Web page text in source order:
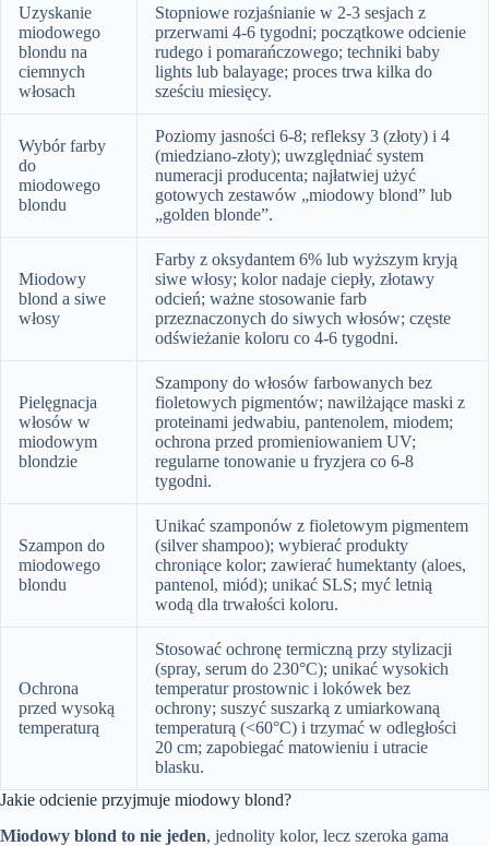
Uzyskanie
miodowego
blondu na
ciemnych
włosach
Stopniowe rozjaśnianie w 2-3 sesjach z
przerwami 4-6 tygodni; początkowe odcienie
rudego i pomarańczowego; techniki baby
lights lub balayage; proces trwa kilka do
sześciu miesięcy.
Wybór farby
do
miodowego
blondu
Poziomy jasności 6-8; refleksy 3 (złoty) i 4
(miedziano-złoty); uwzględniać system
numeracji producenta; najłatwiej użyć
gotowych zestawów „miodowy blond” lub
„golden blonde”.
Miodowy
blond a siwe
włosy
Farby z oksydantem 6% lub wyższym kryją
siwe włosy; kolor nadaje ciepły, złotawy
odcień; ważne stosowanie farb
przeznaczonych do siwych włosów; częste
odświeżanie koloru co 4-6 tygodni.
Pielęgnacja
włosów w
miodowym
blondzie
Szampony do włosów farbowanych bez
fioletowych pigmentów; nawilżające maski z
proteinami jedwabiu, pantenolem, miodem;
ochrona przed promieniowaniem UV;
regularne tonowanie u fryzjera co 6-8
tygodni.
Szampon do
miodowego
blondu
Unikać szamponów z fioletowym pigmentem
(silver shampoo); wybierać produkty
chroniące kolor; zawierać humektanty (aloes,
pantenol, miód); unikać SLS; myć letnią
wodą dla trwałości koloru.
Ochrona
przed wysoką
temperaturą
Stosować ochronę termiczną przy stylizacji
(spray, serum do 230°C); unikać wysokich
temperatur prostownic i lokówek bez
ochrony; suszyć suszarką z umiarkowaną
temperaturą (<60°C) i trzymać w odległości
20 cm; zapobiegać matowieniu i utracie
blasku.
Jakie odcienie przyjmuje miodowy blond?
Miodowy blond to nie jeden, jednolity kolor, lecz szeroka gama